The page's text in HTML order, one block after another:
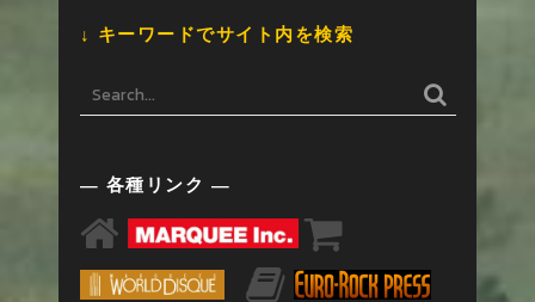
↓ キーワードでサイト内を検索
— 各種リンク —